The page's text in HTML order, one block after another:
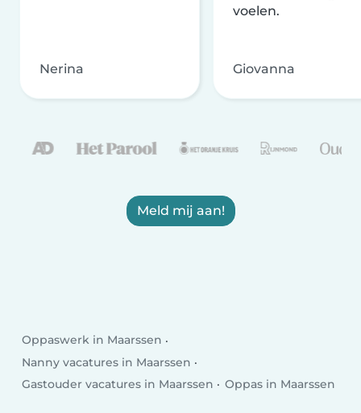
Nerina
voelen.
Giovanna
Meld mij aan!
Oppaswerk in Maarssen
Nanny vacatures in Maarssen
Gastouder vacatures in Maarssen
Oppas in Maarssen